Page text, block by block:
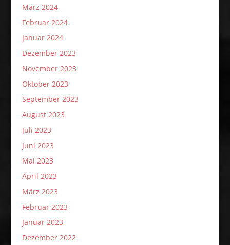
März 2024
Februar 2024
Januar 2024
Dezember 2023
November 2023
Oktober 2023
September 2023
August 2023
Juli 2023
Juni 2023
Mai 2023
April 2023
März 2023
Februar 2023
Januar 2023
Dezember 2022